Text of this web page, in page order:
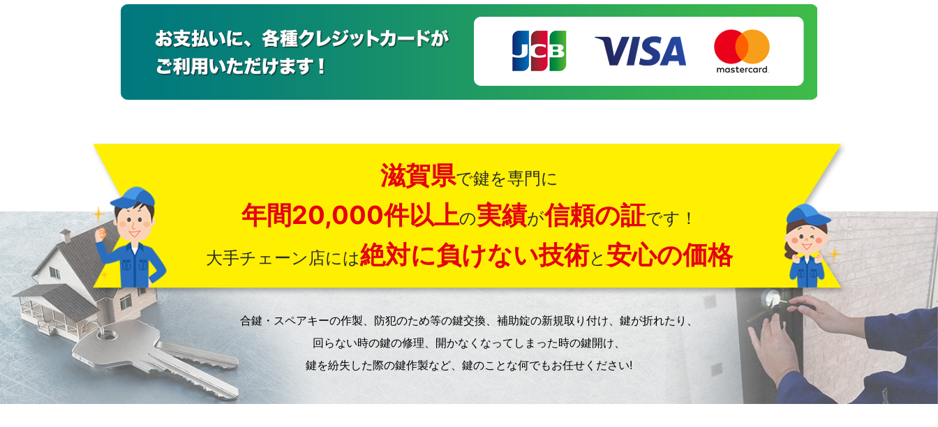
滋賀県で鍵を専門に
年間20,000件以上の実績が信頼の証です！
大手チェーン店には絶対に負けない技術と 安心の価格
合鍵・スペアキーの作製、防犯のため等の鍵交換、補助錠の新規取り付け、鍵が折れたり、
回らない時の鍵の修理、開かなくなってしまった時の鍵開け、
鍵を紛失した際の鍵作製など、鍵のことな何でもお任せください!